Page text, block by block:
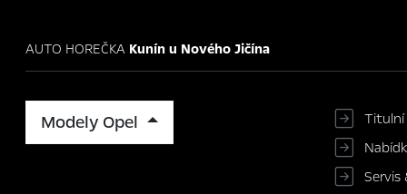
AUTO HOREČKA Kunín u Nového Jičína
Modely Opel
Titulní
Servis